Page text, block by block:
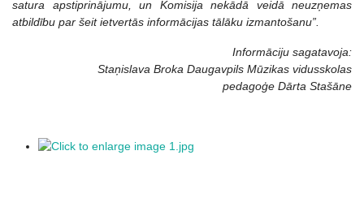
satura apstiprinājumu, un Komisija nekādā veidā neuzņemas
atbildību par šeit ietvertās informācijas tālāku izmantošanu”.
Informāciju sagatavoja:
Staņislava Broka Daugavpils Mūzikas vidusskolas
pedagoģe Dārta Stašāne